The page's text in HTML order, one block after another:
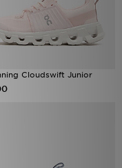
Cloudswift Junior